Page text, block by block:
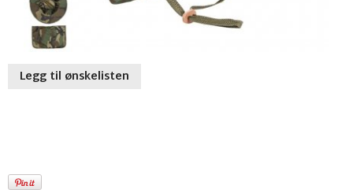
Legg til ønskelisten